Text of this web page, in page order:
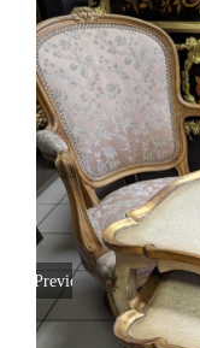
Yhteystiedot
Tilini
Lahjakortti
Toivomuslista
Suomi
Previous